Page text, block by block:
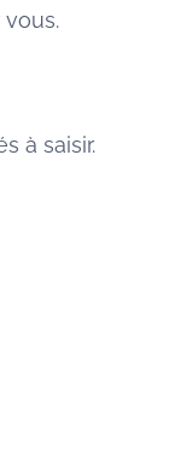
à saisir.